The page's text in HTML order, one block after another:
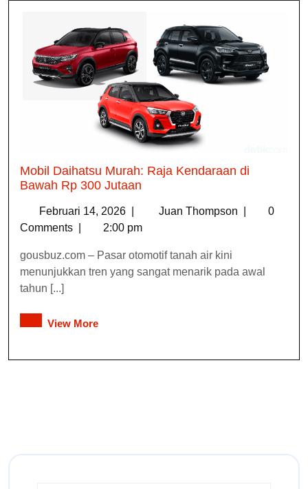
Mobil Daihatsu Murah: Raja Kendaraan di
Bawah Rp 300 Jutaan
Februari 14, 2026 Juan Thompson
0
Comments
2:00 pm
gousbuz.com – Pasar otomotif tanah air kini
menunjukkan tren yang sangat menarik pada awal
tahun [...]
View More